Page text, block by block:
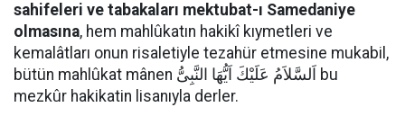
sahifeleri ve tabakaları mektubat-ı Samedaniye
olmasına, hem mahlûkatın hakikî kıymetleri ve
kemalâtları onun risaletiyle tezahür etmesine mukabil,
bütün mahlûkat mânen اَلسَّلاَمُ عَلَيْكَ اَيُّهَا النَّبِىُّ bu
mezkûr hakikatin lisanıyla derler.